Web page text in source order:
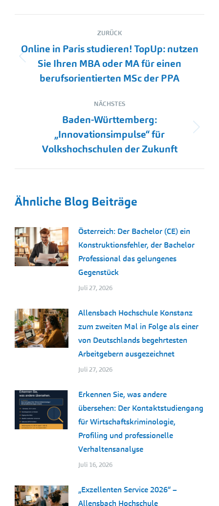
Kommentarnavigation
ZURÜCK
Vorheriger
Beitrag:
Online in Paris studieren! TopUp: nutzen
Sie Ihren MBA oder MA für einen
berufsorientierten MSc der PPA
NÄCHSTES
Nächster
Beitrag:
Baden-Württemberg:
„Innovationsimpulse“ für
Volkshochschulen der Zukunft
Ähnliche Blog Beiträge
Österreich: Der Bachelor (CE) ein
Konstruktionsfehler, der Bachelor
Professional das gelungenes
Gegenstück
Juli 27, 2026
Allensbach Hochschule Konstanz
zum zweiten Mal in Folge als einer
von Deutschlands begehrtesten
Arbeitgebern ausgezeichnet
Juli 27, 2026
Erkennen Sie, was andere
übersehen: Der Kontaktstudiengang
für Wirtschaftskriminologie,
Profiling und professionelle
Verhaltensanalyse
Juli 16, 2026
„Exzellenten Service 2026“ –
Allensbach Hochschule